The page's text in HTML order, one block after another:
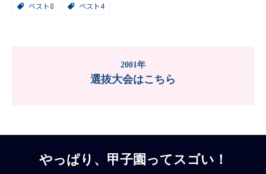
ベスト8 ベスト4
2001年
選抜大会はこちら
やっぱり、甲子園ってスゴい！